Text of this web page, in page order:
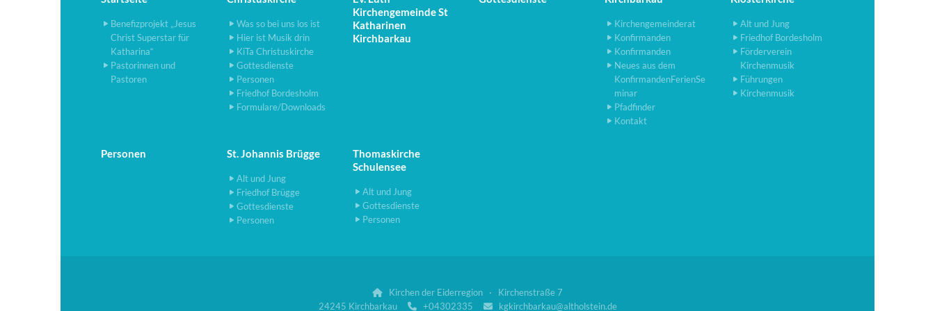
Benefizprojekt „Jesus
Christ Superstar für
Katharina“
Pastorinnen und
Pastoren
Was so bei uns los ist
Hier ist Musik drin
KiTa Christuskirche
Gottesdienste
Personen
Friedhof Bordesholm
Formulare/Downloads
Kirchengemeinde St
Katharinen
Kirchbarkau
Kirchengemeinderat
Konfirmanden
Konfirmanden
Neues aus dem
KonfirmandenFerienSe
minar
Pfadfinder
Kontakt
Alt und Jung
Friedhof Bordesholm
Förderverein
Kirchenmusik
Führungen
Kirchenmusik
Personen St. Johannis Brügge
Alt und Jung
Friedhof Brügge
Gottesdienste
Personen
Thomaskirche
Schulensee
Alt und Jung
Gottesdienste
Personen

Kirchen der Eiderregion · Kirchenstraße 7
24245 Kirchbarkau
+04302335 kgkirchbarkau@altholstein.de